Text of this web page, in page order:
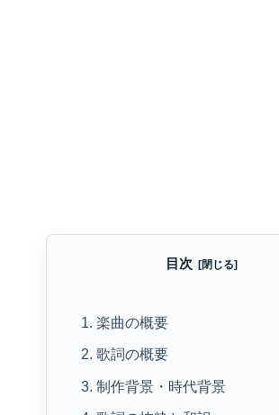
目次
1. 楽曲の概要
2. 歌詞の概要
3. 制作背景・時代背景